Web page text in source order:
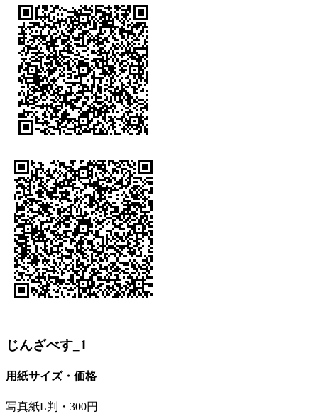
じんざべす_1
用紙サイズ・価格
写真紙L判・300円